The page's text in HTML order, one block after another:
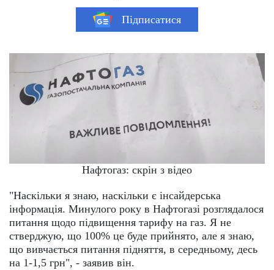
Підписатися
Нафтогаз: скрін з відео
"Наскільки я знаю, наскільки є інсайдерська
інформація. Минулого року в Нафтогазі розглядалося
питання щодо підвищення тарифу на газ. Я не
стверджую, що 100% це буде прийнято, але я знаю,
що вивчається питання підняття, в середньому, десь
на 1-1,5 грн", - заявив він.